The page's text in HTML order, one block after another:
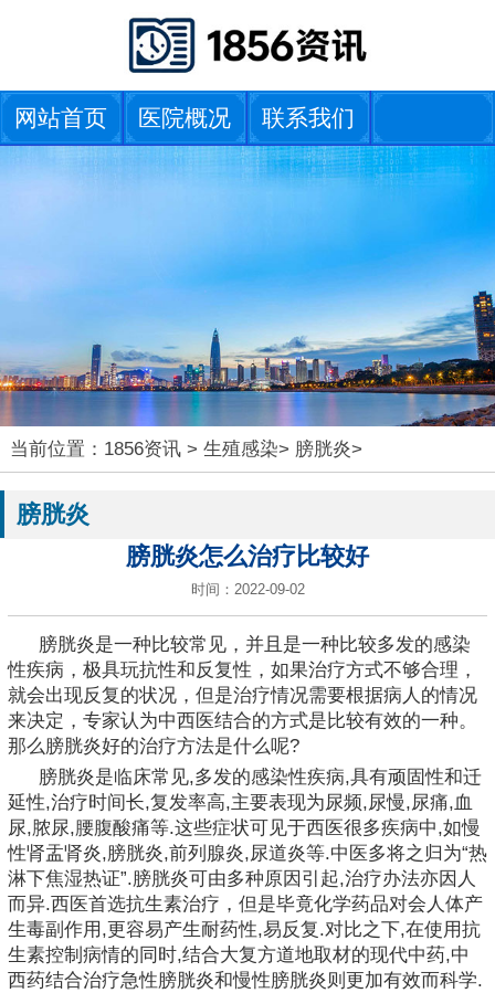
网站首页 医院概况 联系我们
当前位置： 1856资讯> 生殖感染> 膀胱炎>
膀胱炎
膀胱炎怎么治疗比较好
时间：2022-09-02
膀胱炎是一种比较常见，并且是一种比较多发的感染
性疾病，极具玩抗性和反复性，如果治疗方式不够合理，
就会出现反复的状况，但是治疗情况需要根据病人的情况
来决定，专家认为中西医结合的方式是比较有效的一种。
那么膀胱炎好的治疗方法是什么呢?
膀胱炎是临床常见,多发的感染性疾病,具有顽固性和迁
延性,治疗时间长,复发率高,主要表现为尿频,尿慢,尿痛,血
尿,脓尿,腰腹酸痛等.这些症状可见于西医很多疾病中,如慢
性肾盂肾炎,膀胱炎,前列腺炎,尿道炎等.中医多将之归为“热
淋下焦湿热证”.膀胱炎可由多种原因引起,治疗办法亦因人
而异.西医首选抗生素治疗，但是毕竟化学药品对会人体产
生毒副作用,更容易产生耐药性,易反复.对比之下,在使用抗
生素控制病情的同时,结合大复方道地取材的现代中药,中
西药结合治疗急性膀胱炎和慢性膀胱炎则更加有效而科学.